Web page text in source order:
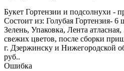
Букет Гортензии и подсолнухи -
Состоит из: Голубая Гортензия-
Зелень, Упаковка, Лента
свежих цветов, после сборки
г. Дзержинску и Нижегородской
руб..
Ошибка